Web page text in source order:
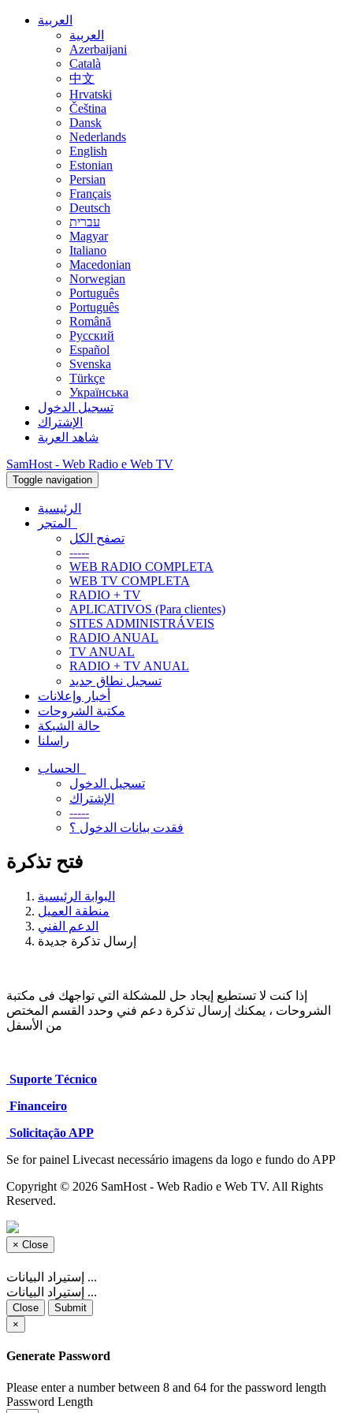
العربية
العربية
Azerbaijani
Català
中文
Hrvatski
Čeština
Dansk
Nederlands
English
Estonian
Persian
Français
Deutsch
עברית
Magyar
Italiano
Macedonian
Norwegian
Português
Português
Română
Русский
Español
Svenska
Türkçe
Українська
تسجيل الدخول
الإشتراك
شاهد العربة
SamHost - Web Radio e Web TV
Toggle navigation
الرئيسية
تصفح الكل
-----
WEB RADIO COMPLETA
WEB TV COMPLETA
RADIO + TV
APLICATIVOS (Para clientes)
SITES ADMINISTRÁVEIS
RADIO ANUAL
TV ANUAL
RADIO + TV ANUAL
تسجيل نطاق جديد
أخبار وإعلانات
مكتبة الشروحات
حالة الشبكة
راسلنا
تسجيل الدخول
الإشتراك
-----
فقدت بيانات الدخول ؟
فتح تذكرة
البوابة الرئيسية
منطقة العميل
الدعم الفني
إرسال تذكرة جديدة
إذا كنت لا تستطيع إيجاد حل للمشكلة التي تواجهك فى مكتبة
الشروحات ، يمكنك إرسال تذكرة دعم فني وحدد القسم المختص
من الأسفل
Suporte Técnico
Financeiro
Solicitação APP
Se for painel Livecast necessário imagens da logo e fundo do APP
Copyright © 2026 SamHost - Web Radio e Web TV. All Rights
Reserved.
× Close
إستيراد البيانات ...
إستيراد البيانات ...
Close
Submit
×
Generate Password
Please enter a number between 8 and 64 for the password length
Password Length